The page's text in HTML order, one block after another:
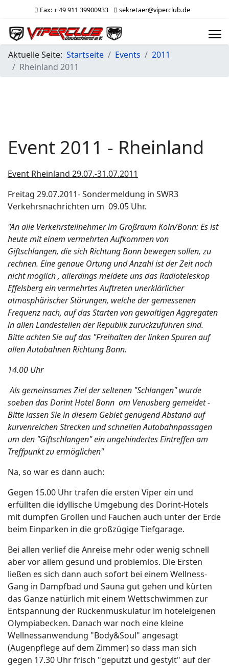
Fax: + 49 911 39900933 sekretaer@viperclub.de
Aktuelle Seite: Startseite Events
2011
Rheinland 2011
Event 2011 - Rheinland
Event Rheinland 29.07.-31.07.2011
Freitag 29.07.2011- Sondermeldung in SWR3
Verkehrsnachrichten um 09.05 Uhr.
"An alle Verkehrsteilnehmer im Großraum Köln/Bonn: Es ist
heute mit einem vermehrten Aufkommen von
Giftschlangen, die sich Richtung Bonn bewegen sollen, zu
rechnen. Eine genaue Ortung und Anzahl ist der Zeit noch
nicht möglich , allerdings meldete uns das Radioteleskop
Effelsberg ein vermehrtes Auftreten unerklärlicher
atmosphärischer Störungen, welche der gemessenen
Frequenz nach, auf das Starten von gewaltigen Aggregaten
in allen Landesteilen der Republik zurückzuführen sind.
Bitte achten Sie auf das "Freihalten der linken Spuren auf
allen Autobahnen Richtung Bonn.
14.00 Uhr
Als gemeinsames Ziel der seltenen "Schlangen" wurde
soeben das Dorint Hotel Bonn am Venusberg gemeldet -
Bitte lassen Sie in diesem Gebiet genügend Abstand auf
kurvenreichen Strecken und schnellen Autobahnpassagen
um den "Giftschlangen" ein ungehindertes Eintreffen am
Treffpunkt zu ermöglichen"
Na, so war es dann auch:
Gegen 15.00 Uhr trafen die ersten Viper ein und
erfüllten die idyllische Umgebung des Dorint-Hotels
mit dumpfen Grollen und Fauchen auch unter der Erde
beim Einparken in die großzügige Tiefgarage.
Bei allen verlief die Anreise mehr oder wenig schnell
aber vor allem gesund und problemlos. Die Ersten
ließen es sich dann auch sofort bei einem Wellness-
Gang in Dampfbad und Sauna gut gehen und kürten
das Ganze natürlich mit einem Wettschwimmen zur
Entspannung der Rückenmuskulatur im hoteleigenen
Olympiabecken. Danach war noch eine kleine
Wellnessanwendung "Body&Soul" angesagt
(Augenpflege auf dem Zimmer) so dass man sich
gegen 17.30 Uhr frisch "geputzt und gestylt" auf der